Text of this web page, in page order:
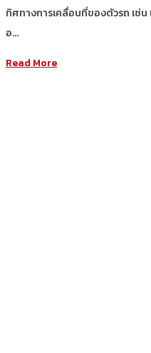
ทิศทางการเคลื่อนที่ของตัวรถ เช่
อ…
Read More